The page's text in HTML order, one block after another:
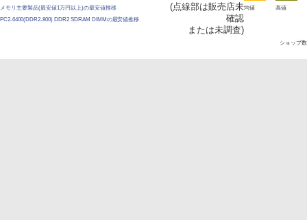
メモリ主要製品(最安値1万円以上)の最安値推移
PC2-6400(DDR2-800) DDR2 SDRAM DIMMの最安値推移
(点線部は販売店未
確認
または未調査)
均値
高値
ショップ数